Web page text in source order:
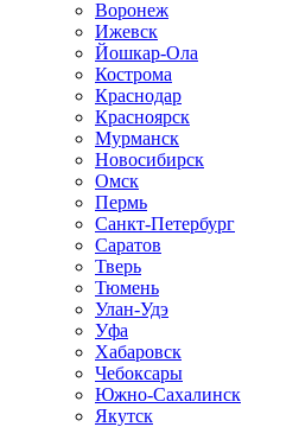
Воронеж
Ижевск
Йошкар-Ола
Кострома
Краснодар
Красноярск
Мурманск
Новосибирск
Омск
Пермь
Санкт-Петербург
Саратов
Тверь
Тюмень
Улан-Удэ
Уфа
Хабаровск
Чебоксары
Южно-Сахалинск
Якутск